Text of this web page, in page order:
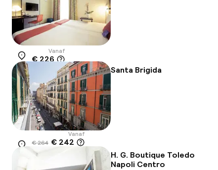
Locatie
Vanaf
€ 226
Santa Brigida
Locatie
Vanaf
€ 264 € 242
H. G. Boutique Toledo
Napoli Centro